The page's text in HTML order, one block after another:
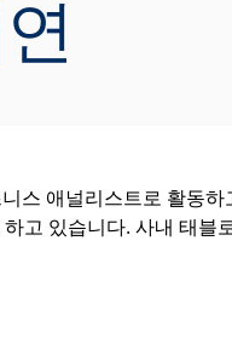
애널리스트로 활동
고 있습니다. 사내 태블